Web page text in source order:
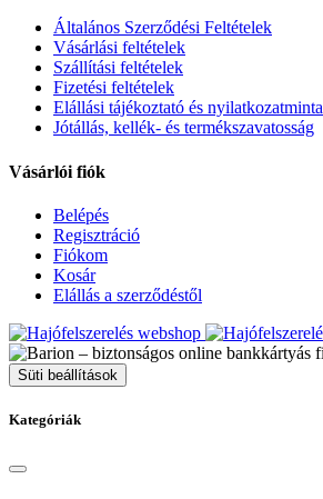
Általános Szerződési Feltételek
Vásárlási feltételek
Szállítási feltételek
Fizetési feltételek
Elállási tájékoztató és nyilatkozatminta
Jótállás, kellék- és termékszavatosság
Vásárlói fiók
Belépés
Regisztráció
Fiókom
Kosár
Elállás a szerződéstől
Süti beállítások
Kategóriák